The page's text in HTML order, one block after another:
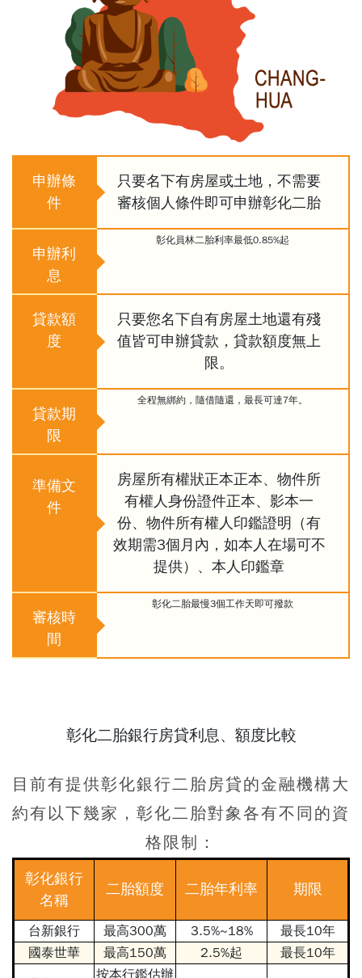
申辦條
件
只要名下有房屋或土地，不需要
審核個人條件即可申辦彰化二胎
申辦利
息
彰化員林二胎利率最低0.85%起
貸款額
度
只要您名下自有房屋土地還有殘
值皆可申辦貸款，貸款額度無上
限。
貸款期
限
全程無綁約，隨借隨還，最長可達7年。
準備文
件
房屋所有權狀正本正本、物件所
有權人身份證件正本、影本一
份、物件所有權人印鑑證明（有
效期需3個月內，如本人在場可不
提供）、本人印鑑章
審核時
間
彰化二胎最慢3個工作天即可撥款
彰化二胎銀行房貸利息、額度比較
目前有提供彰化銀行二胎房貸的金融機構大
約有以下幾家，彰化二胎對象各有不同的資
格限制：
彰化銀行
名稱
二胎額度 二胎年利率 期限
台新銀行 最高300萬 3.5%~18%
最長10年
國泰世華
最高150萬 2.5%起
最長10年